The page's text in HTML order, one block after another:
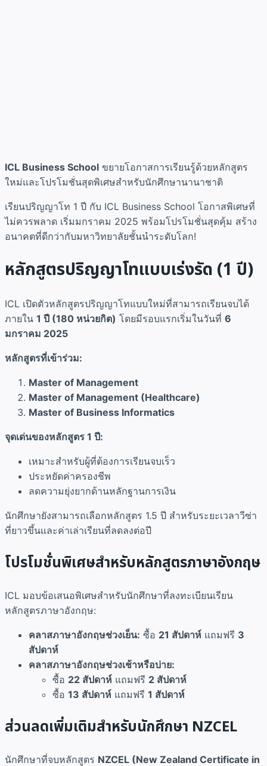
ICL Business School ขยายโอกาสการเรียนรู้ด้วยหลักสูตร
ใหม่และโปรโมชั่นสุดพิเศษสำหรับนักศึกษานานาชาติ
เรียนปริญญาโท 1 ปี กับ ICL Business School โอกาสพิเศษที่
ไม่ควรพลาด เริ่มมกราคม 2025 พร้อมโปรโมชั่นสุดคุ้ม สร้าง
อนาคตที่ดีกว่ากับมหาวิทยาลัยชั้นนำระดับโลก!
หลักสูตรปริญญาโทแบบเร่งรัด (1 ปี)
ICL เปิดตัวหลักสูตรปริญญาโทแบบใหม่ที่สามารถเรียนจบได้
ภายใน 1 ปี (180 หน่วยกิต) โดยมีรอบแรกเริ่มในวันที่ 6
มกราคม 2025
หลักสูตรที่เข้าร่วม:
Master of Management
Master of Management (Healthcare)
Master of Business Informatics
จุดเด่นของหลักสูตร 1 ปี:
เหมาะสำหรับผู้ที่ต้องการเรียนจบเร็ว
ประหยัดค่าครองชีพ
ลดความยุ่งยากด้านหลักฐานการเงิน
นักศึกษายังสามารถเลือกหลักสูตร 1.5 ปี สำหรับระยะเวลาวีซ่า
ที่ยาวขึ้นและค่าเล่าเรียนที่ลดลงต่อปี
โปรโมชั่นพิเศษสำหรับหลักสูตรภาษาอังกฤษ
ICL มอบข้อเสนอพิเศษสำหรับนักศึกษาที่ลงทะเบียนเรียน
หลักสูตรภาษาอังกฤษ:
คลาสภาษาอังกฤษช่วงเย็น: ซื้อ 21 สัปดาห์ แถมฟรี 3
สัปดาห์
คลาสภาษาอังกฤษช่วงเช้าหรือบ่าย:
ซื้อ 22 สัปดาห์ แถมฟรี 2 สัปดาห์
ซื้อ 13 สัปดาห์ แถมฟรี 1 สัปดาห์
ส่วนลดเพิ่มเติมสำหรับนักศึกษา NZCEL
นักศึกษาที่จบหลักสูตร NZCEL (New Zealand Certificate in